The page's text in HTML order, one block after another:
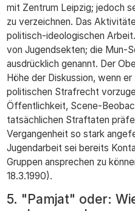
mit Zentrum Leipzig; jedoch
zu verzeichnen. Das
politisch-ideologischen
von Jugendsekten; die Mun-
ausdrücklich genannt. Der
Höhe der Diskussion, wenn
politischen Strafrecht
Öffentlichkeit, Scene-
tatsächlichen Straftaten
Vergangenheit so stark
Jugendarbeit sei bereits
Gruppen ansprechen zu
18.3.1990).
5. "Pamjat" oder: